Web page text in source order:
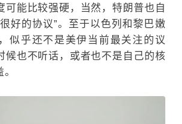
可能比较强硬，当然，特朗普也自
好的协议”。至于以色列和黎巴嫩
似乎还不是美伊当前最关注的议
候也不听话，或者也不是自己的核